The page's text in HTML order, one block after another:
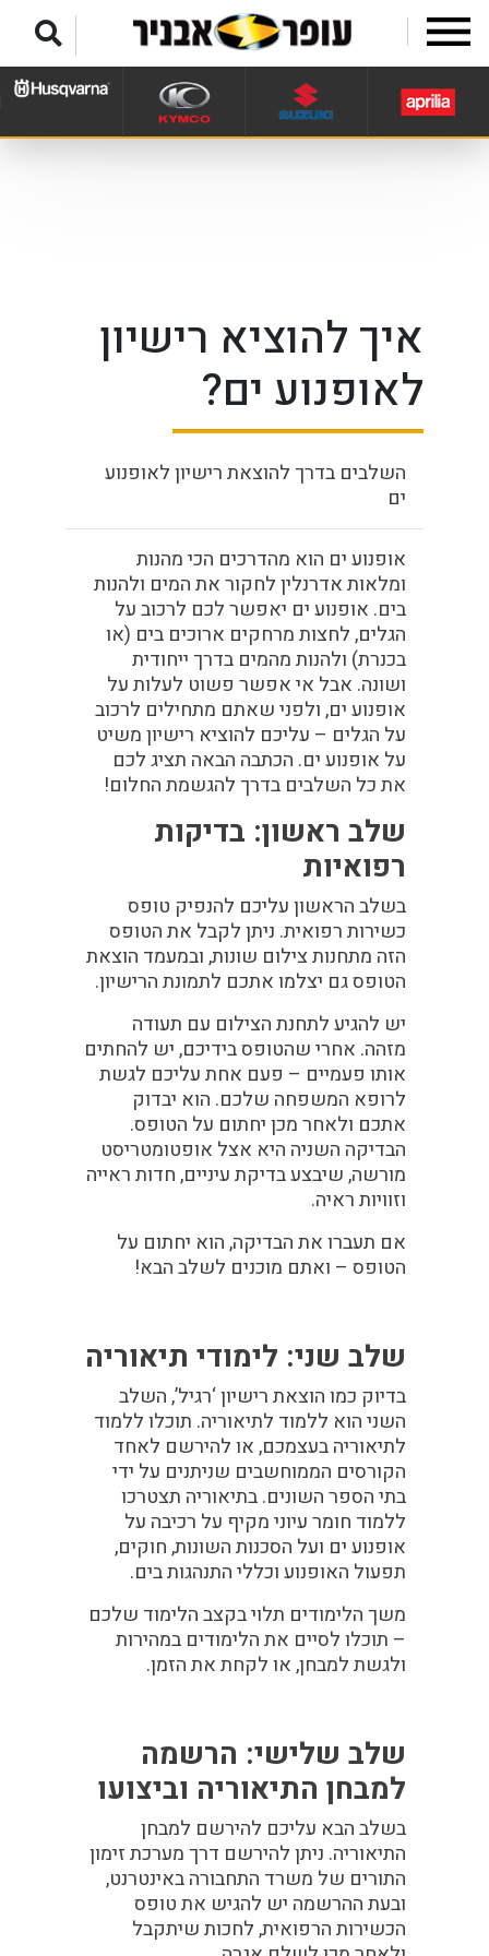
איך להוציא רישיון
לאופנוע ים?
השלבים בדרך להוצאת רישיון לאופנוע
ים
אופנוע ים הוא מהדרכים הכי מהנות
ומלאות אדרנלין לחקור את המים ולהנות
בים. אופנוע ים יאפשר לכם לרכוב על
הגלים, לחצות מרחקים ארוכים בים (או
בכנרת) ולהנות מהמים בדרך ייחודית
ושונה. אבל אי אפשר פשוט לעלות על
אופנוע ים, ולפני שאתם מתחילים לרכוב
על הגלים – עליכם להוציא רישיון משיט
על אופנוע ים. הכתבה הבאה תציג לכם
את כל השלבים בדרך להגשמת החלום!
שלב ראשון: בדיקות
רפואיות
בשלב הראשון עליכם להנפיק טופס
כשירות רפואית. ניתן לקבל את הטופס
הזה מתחנות צילום שונות, ובמעמד הוצאת
הטופס גם יצלמו אתכם לתמונת הרישיון.
יש להגיע לתחנת הצילום עם תעודה
מזהה. אחרי שהטופס בידיכם, יש להחתים
אותו פעמיים – פעם אחת עליכם לגשת
לרופא המשפחה שלכם. הוא יבדוק
אתכם ולאחר מכן יחתום על הטופס.
הבדיקה השניה היא אצל אופטומטריסט
מורשה, שיבצע בדיקת עיניים, חדות ראייה
וזוויות ראיה.
אם תעברו את הבדיקה, הוא יחתום על
הטופס – ואתם מוכנים לשלב הבא!
שלב שני: לימודי תיאוריה
בדיוק כמו הוצאת רישיון ‘רגיל’, השלב
השני הוא ללמוד לתיאוריה. תוכלו ללמוד
לתיאוריה בעצמכם, או להירשם לאחד
הקורסים הממוחשבים שניתנים על ידי
בתי הספר השונים. בתיאוריה תצטרכו
ללמוד חומר עיוני מקיף על רכיבה על
אופנוע ים ועל הסכנות השונות, חוקים,
תפעול האופנוע וכללי התנהגות בים.
משך הלימודים תלוי בקצב הלימוד שלכם
– תוכלו לסיים את הלימודים במהירות
ולגשת למבחן, או לקחת את הזמן.
שלב שלישי: הרשמה
למבחן התיאוריה וביצועו
בשלב הבא עליכם להירשם למבחן
התיאוריה. ניתן להירשם דרך מערכת זימון
התורים של משרד התחבורה באינטרנט,
ובעת ההרשמה יש להגיש את טופס
הכשירות הרפואית, לחכות שיתקבל